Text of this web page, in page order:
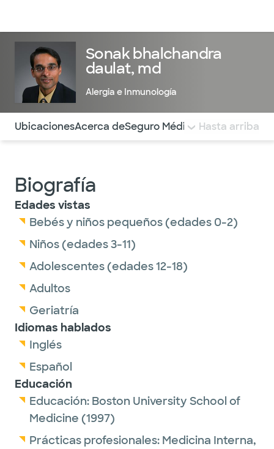
Sonak bhalchandra
daulat, md
Alergia e Inmunología
Utilice esta navegación para saltar rápidamente a
UbicacionesAcerca deSeguro Médico COMENTARIOS
Hasta arriba
Biografía
Edades vistas
Bebés y niños pequeños (edades 0-2)
Niños (edades 3-11)
Adolescentes (edades 12-18)
Adultos
Geriatría
Idiomas hablados
Inglés
Español
Educación
Educación: Boston University School of
Medicine (1997)
Prácticas profesionales: Medicina Interna,